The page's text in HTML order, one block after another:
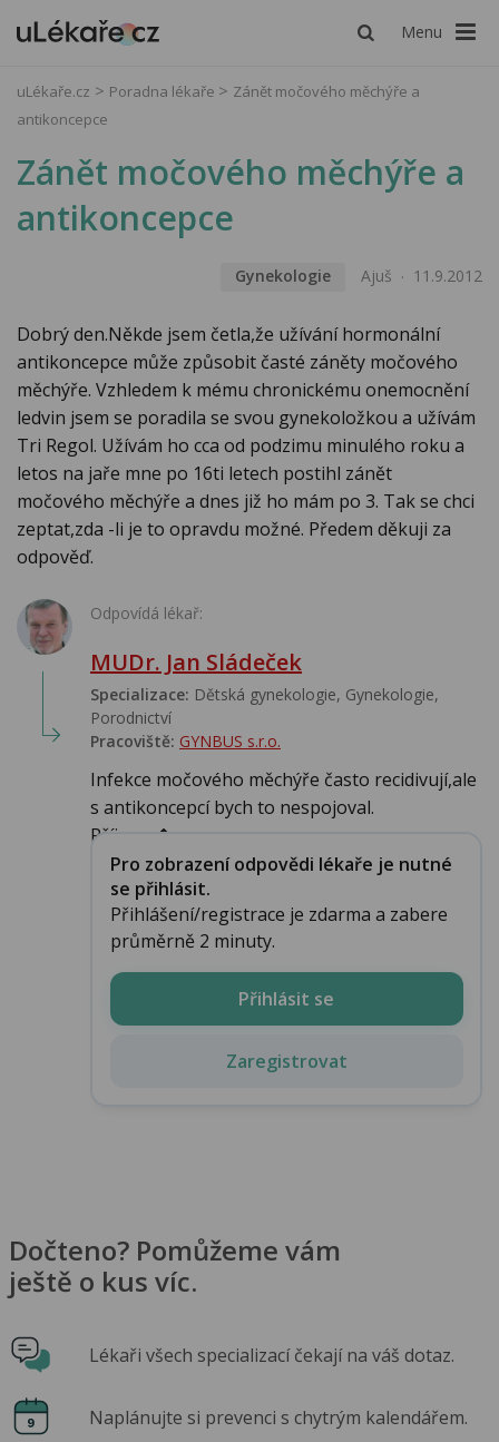
Menu
uLékaře.cz Poradna lékaře
Zánět močového měchýře a
antikoncepce
Zánět močového měchýře a
antikoncepce
Gynekologie Ajuš 11.9.2012
Dobrý den.Někde jsem četla,že užívání hormonální
antikoncepce může způsobit časté záněty močového
měchýře. Vzhledem k mému chronickému onemocnění
ledvin jsem se poradila se svou gynekoložkou a užívám
Tri Regol. Užívám ho cca od podzimu minulého roku a
letos na jaře mne po 16ti letech postihl zánět
močového měchýře a dnes již ho mám po 3. Tak se chci
zeptat,zda -li je to opravdu možné. Předem děkuji za
odpověď.
Odpovídá lékař:
MUDr. Jan Sládeček
Specializace: Dětská gynekologie, Gynekologie,
Porodnictví
Pracoviště: GYNBUS s.r.o.
Infekce močového měchýře často recidivují,ale
s antikoncepcí bych to nespojoval.
Příjemn�...
Pro zobrazení odpovědi lékaře je nutné
se přihlásit.
Přihlášení/registrace je zdarma a zabere
průměrně 2 minuty.
Přihlásit se
Zaregistrovat
Dočteno? Pomůžeme vám
ještě o kus víc.
Lékaři všech specializací čekají na váš dotaz.
Naplánujte si prevenci s chytrým kalendářem.